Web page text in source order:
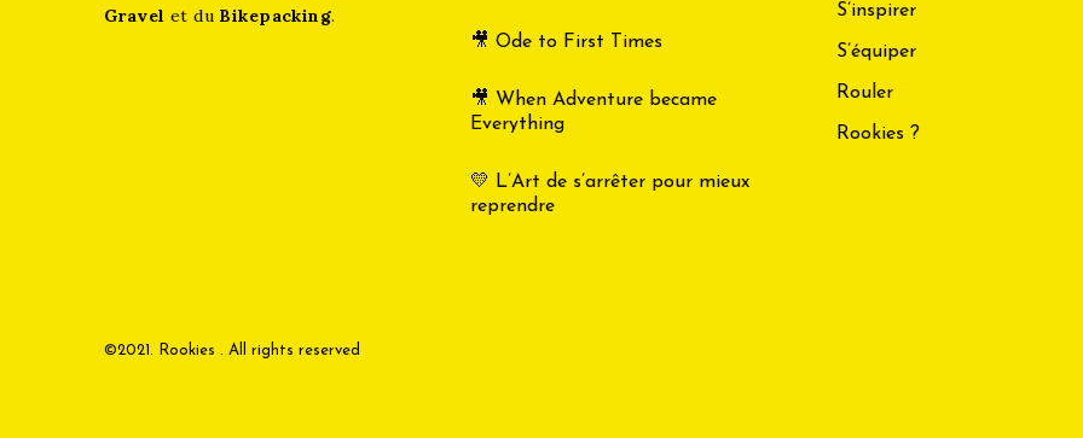
Gravel et du Bikepacking.
🎥 Ode to First Times
🎥 When Adventure became
Everything
💛 L’Art de s’arrêter pour mieux
reprendre
S’inspirer
S’équiper
Rouler
Rookies ?
©2021. Rookies . All rights reserved